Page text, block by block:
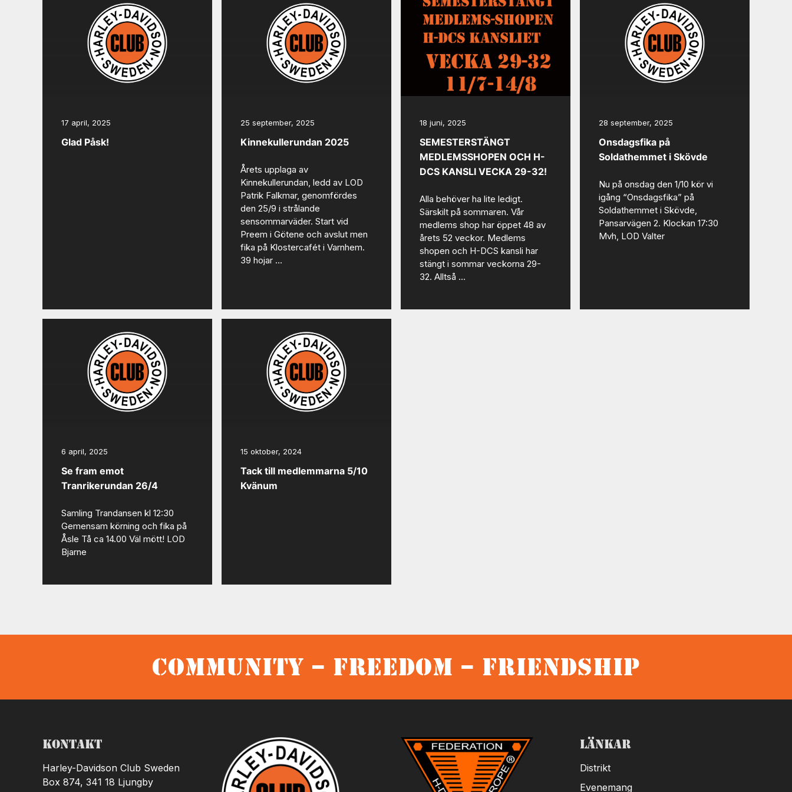
17 april, 2025
Glad Påsk!
25 september, 2025
Kinnekullerundan 2025
Årets upplaga av
Kinnekullerundan, ledd av LOD
Patrik Falkmar, genomfördes
den 25/9 i strålande
sensommarväder. Start vid
Preem i Götene och avslut men
fika på Klostercafét i Varnhem.
39 hojar …
18 juni, 2025
SEMESTERSTÄNGT
MEDLEMSSHOPEN OCH H-
DCS KANSLI VECKA 29-32!
Alla behöver ha lite ledigt.
Särskilt på sommaren. Vår
medlems shop har öppet 48 av
årets 52 veckor. Medlems
shopen och H-DCS kansli har
stängt i sommar veckorna 29-
32. Alltså …
28 september, 2025
Onsdagsfika på
Soldathemmet i Skövde
Nu på onsdag den 1/10 kör vi
igång “Onsdagsfika” på
Soldathemmet i Skövde,
Pansarvägen 2. Klockan 17:30
Mvh, LOD Valter
6 april, 2025
Se fram emot
Tranrikerundan 26/4
Samling Trandansen kl 12:30
Gemensam körning och fika på
Åsle Tå ca 14.00 Väl mött! LOD
Bjarne
15 oktober, 2024
Tack till medlemmarna 5/10
Kvänum
Community – Freedom – Friendship
Kontakt
Harley-Davidson Club Sweden
Box 874, 341 18 Ljungby
Länkar
Distrikt
Evenemang